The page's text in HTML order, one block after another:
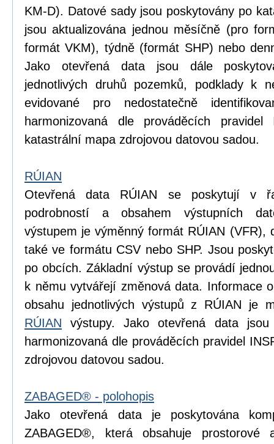
KM-D). Datové sady jsou poskytovány po
jsou aktualizována jednou měsíčně (pro
formát VKM), týdně (formát SHP) nebo
Jako otevřená data jsou dále
jednotlivých druhů pozemků, podklady k
evidované pro nedostatečně
harmonizovaná dle prováděcích
katastrální mapa zdrojovou datovou sadou.
RÚIAN
Otevřená data RÚIAN se poskytují v
podrobností a obsahem výstupních
výstupem je výměnný formát RÚIAN (VFR),
také ve formátu CSV nebo SHP. Jsou
po obcích. Základní výstup se provádí
k němu vytvářejí změnová data. Informace
obsahu jednotlivých výstupů z RÚIAN je
RÚIAN výstupy. Jako otevřená data
harmonizovaná dle prováděcích pravidel
zdrojovou datovou sadou.
ZABAGED® - polohopis
Jako otevřená data je poskytována
ZABAGED®, která obsahuje